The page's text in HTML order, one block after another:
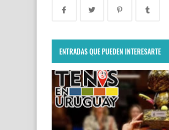
ENTRADAS QUE PUEDEN INTERESARTE